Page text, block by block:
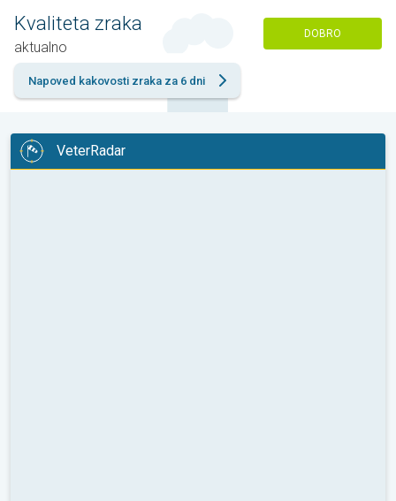
Kvaliteta zraka
aktualno
DOBRO
Napoved kakovosti zraka za 6 dni
VeterRadar